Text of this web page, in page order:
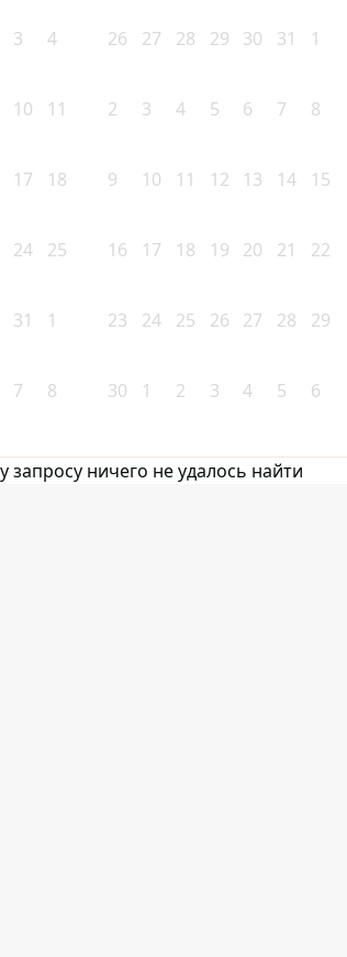
3 4
10 11
17 18
24 25
31 1
7 8
26 27 28 29 30 31 1
2 3 4 5 6 7 8
9 10 11 12 13 14 15
16 17 18 19 20 21 22
23 24 25 26 27 28 29
30 1 2 3 4 5 6
ничего не удалось найти